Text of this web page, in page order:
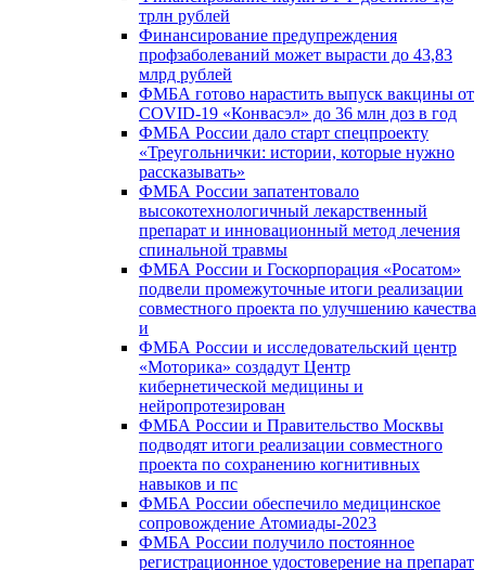
трлн рублей
Финансирование предупреждения
профзаболеваний может вырасти до 43,83
млрд рублей
ФМБА готово нарастить выпуск вакцины от
COVID-19 «Конвасэл» до 36 млн доз в год
ФМБА России дало старт спецпроекту
«Треугольнички: истории, которые нужно
рассказывать»
ФМБА России запатентовало
высокотехнологичный лекарственный
препарат и инновационный метод лечения
спинальной травмы
ФМБА России и Госкорпорация «Росатом»
подвели промежуточные итоги реализации
совместного проекта по улучшению качества
и
ФМБА России и исследовательский центр
«Моторика» создадут Центр
кибернетической медицины и
нейропротезирован
ФМБА России и Правительство Москвы
подводят итоги реализации совместного
проекта по сохранению когнитивных
навыков и пс
ФМБА России обеспечило медицинское
сопровождение Атомиады-2023
ФМБА России получило постоянное
регистрационное удостоверение на препарат